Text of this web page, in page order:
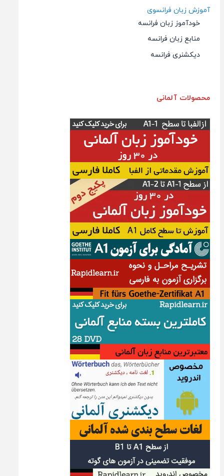
آموزش زبان فرانسوی
خودآموز زبان فرانسه
منابع زبان فرانسه
دیکشنری فرانسه
محصولات آلمانی